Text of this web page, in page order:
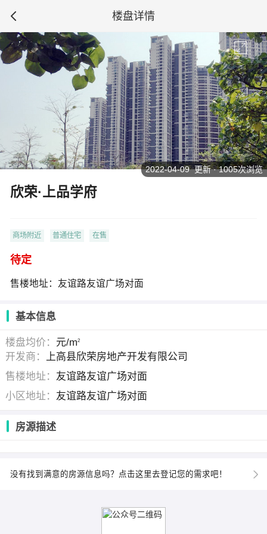
楼盘详情
欣荣·上品学府
商场附近 普通住宅 在售
待定
售楼地址：友谊路友谊广场对面
2022-04-09 更新 · 1005次浏览
基本信息
楼盘均价： 元/m2
开发商：
上高县欣荣房地产开发有限公司
售楼地址： 友谊路友谊广场对面
小区地址： 友谊路友谊广场对面
房源描述
没有找到满意的房源信息吗？点击这里去登记您的需求吧！